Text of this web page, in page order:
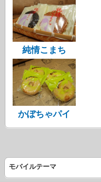
純情こまち
かぼちゃパイ
モバイルテーマ